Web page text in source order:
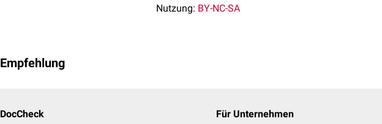
Muster eines offensichtlich nicht normalverteilten Laborparameters, hier Serum-Ferritin
Nutzung: BY-NC-SA
Empfehlung
DocCheck Für Unternehmen